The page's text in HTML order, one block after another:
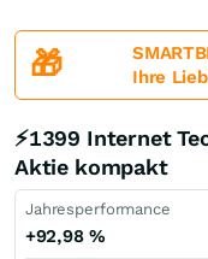
🎁
Ihre
⚡1399 Internet
Aktie kompakt
Jahresperformance
+92,98 %